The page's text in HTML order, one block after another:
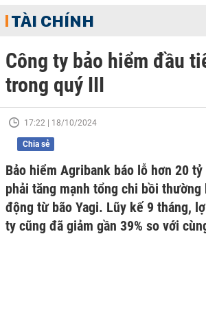
TÀI CHÍNH
Công ty bảo hiểm đầu
trong quý III
17:22 | 18/10/2024
Chia sẻ
Bảo hiểm Agribank báo lỗ hơn 20
phải tăng mạnh tổng chi bồi thường
động từ bão Yagi. Lũy kế 9 tháng,
ty cũng đã giảm gần 39% so với